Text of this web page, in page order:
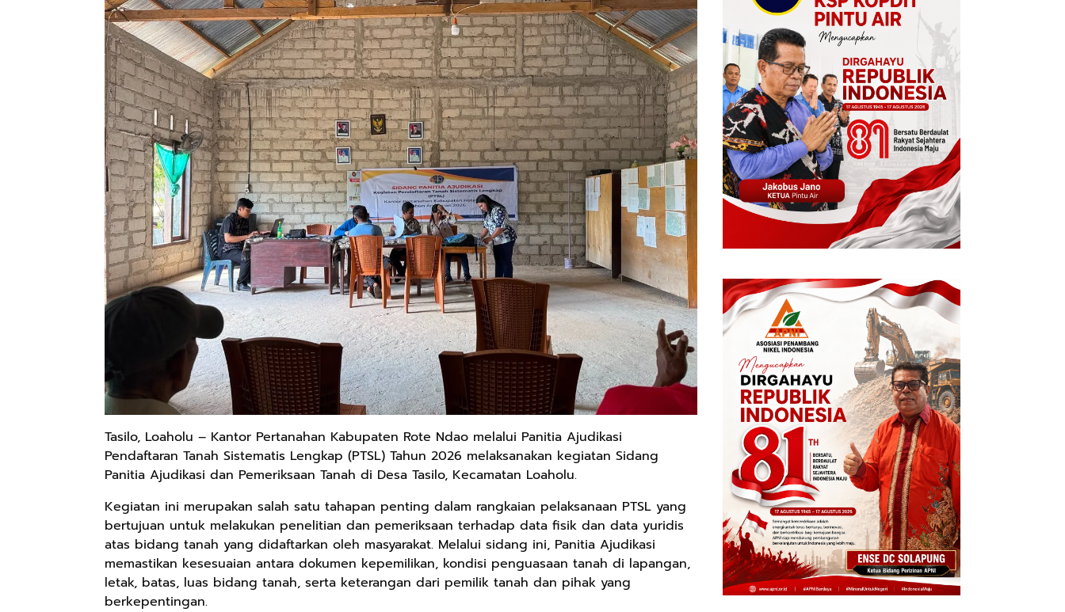
Tasilo, Loaholu – Kantor Pertanahan Kabupaten Rote Ndao melalui Panitia Ajudikasi
Pendaftaran Tanah Sistematis Lengkap (PTSL) Tahun 2026 melaksanakan kegiatan Sidang
Panitia Ajudikasi dan Pemeriksaan Tanah di Desa Tasilo, Kecamatan Loaholu.
Kegiatan ini merupakan salah satu tahapan penting dalam rangkaian pelaksanaan PTSL yang
bertujuan untuk melakukan penelitian dan pemeriksaan terhadap data fisik dan data yuridis
atas bidang tanah yang didaftarkan oleh masyarakat. Melalui sidang ini, Panitia Ajudikasi
memastikan kesesuaian antara dokumen kepemilikan, kondisi penguasaan tanah di lapangan,
letak, batas, luas bidang tanah, serta keterangan dari pemilik tanah dan pihak yang
berkepentingan.